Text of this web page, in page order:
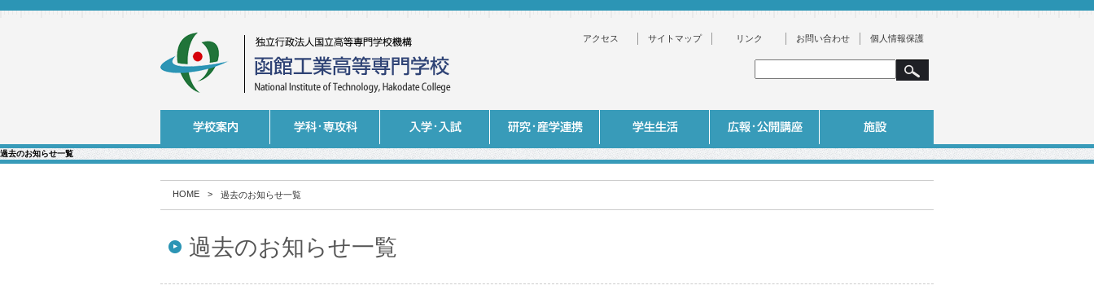
個人情報保護
お問い合わせ
リンク
サイトマップ
アクセス
過去のお知らせ一覧
HOME > 過去のお知らせ一覧
過去のお知らせ一覧